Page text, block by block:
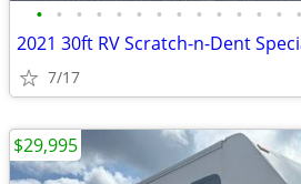
• • • • • • • • • • • • • •
2021 30ft RV Scratch-n-Dent
7/17
$29,995